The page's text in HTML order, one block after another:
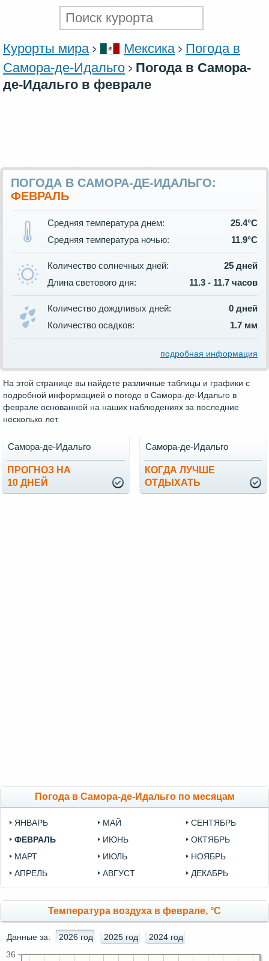
Курорты мира Мексика
Погода в
Самора-де-Идальго
Погода в Самора-
де-Идальго в феврале
ПОГОДА В САМОРА-ДЕ-ИДАЛЬГО:
ФЕВРАЛЬ
Средняя температура днем:
25.4°C
Средняя температура ночью:
11.9°C
Количество солнечных дней:
25 дней
Длина светового дня:
11.3 - 11.7 часов
Количество дождливых дней:
0 дней
Количество осадков:
1.7 мм
подробная информация
На этой странице вы найдете различные таблицы и графики с
подробной информацией о погоде в Самора-де-Идальго в
феврале основанной на наших наблюдениях за последние
несколько лет.
ПРОГНОЗ НА
10 ДНЕЙ
Самора-де-Идальго
КОГДА ЛУЧШЕ
ОТДЫХАТЬ
Самора-де-Идальго
Погода в Самора-де-Идальго по месяцам
ЯНВАРЬ
ФЕВРАЛЬ
МАРТ
АПРЕЛЬ
МАЙ
ИЮНЬ
ИЮЛЬ
АВГУСТ
СЕНТЯБРЬ
ОКТЯБРЬ
НОЯБРЬ
ДЕКАБРЬ
Температура воздуха в феврале, °C
Данные за: 2026 год 2025 год 2024 год
36